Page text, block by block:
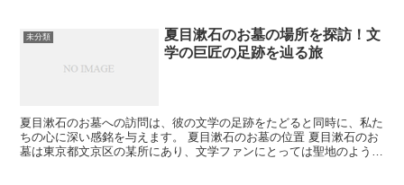
未分類
夏目漱石のお墓の場所を探訪！文
学の巨匠の足跡を辿る旅
夏目漱石のお墓への訪問は、彼の文学の足跡をたどると同時に、私た
ちの心に深い感銘を与えます。 夏目漱石のお墓の位置 夏目漱石のお
墓は東京都文京区の某所にあり、文学ファンにとっては聖地のような